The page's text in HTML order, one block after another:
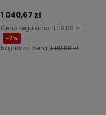
1 040,67 zł
Cena regularna: 1 119,00 zł
-7%
Najniższa cena: 1 119,00 zł